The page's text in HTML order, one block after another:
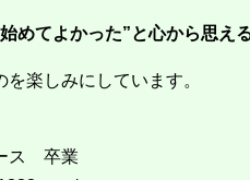
めてよかった”と心から思え
楽しみにしています。
ス 卒業